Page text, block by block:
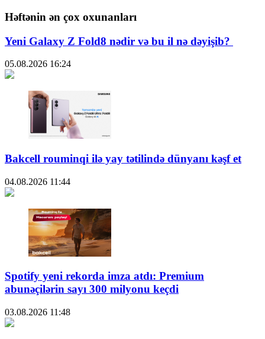
Həftənin ən çox oxunanları
Yeni Galaxy Z Fold8 nədir və bu il nə dəyişib?
05.08.2026 16:24
Bakcell rouminqi ilə yay tətilində dünyanı kəşf et
04.08.2026 11:44
Spotify yeni rekorda imza atdı: Premium
abunəçilərin sayı 300 milyonu keçdi
03.08.2026 11:48